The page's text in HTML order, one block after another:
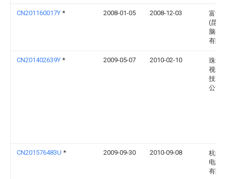
CN201160017Y * 2008-01-05 2008-12-03
富士
(昆山
脑接
有限
CN201402639Y * 2009-05-07 2010-02-10
珠海
视讯
技术
公司
CN201576483U * 2009-09-30 2010-09-08
杭州
电线
有限